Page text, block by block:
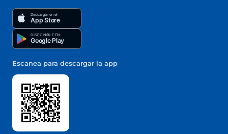
Descargar en el
App Store
DISPONIBLE EN
Google Play
Escanea para descargar la app